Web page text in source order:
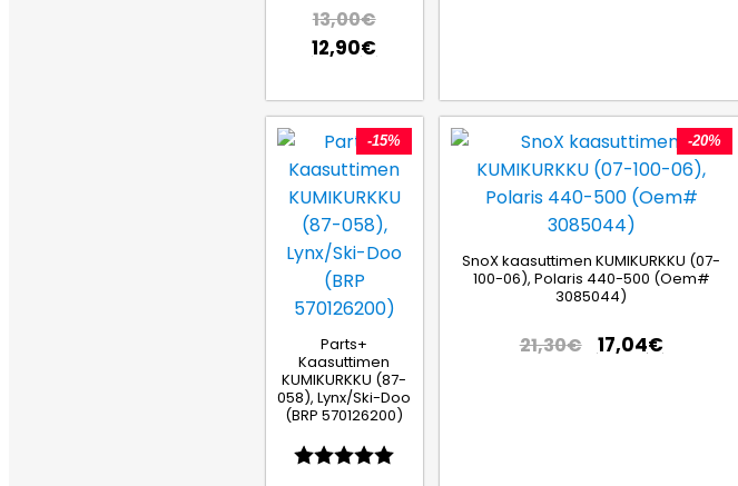
13,00€
12,90€
-15%
Parts+
Kaasuttimen
KUMIKURKKU (87-
058), Lynx/Ski-Doo
(BRP 570126200)
Arvio:
-20%
SnoX kaasuttimen KUMIKURKKU (07-
100-06), Polaris 440-500 (Oem#
3085044)
21,30€ 17,04€